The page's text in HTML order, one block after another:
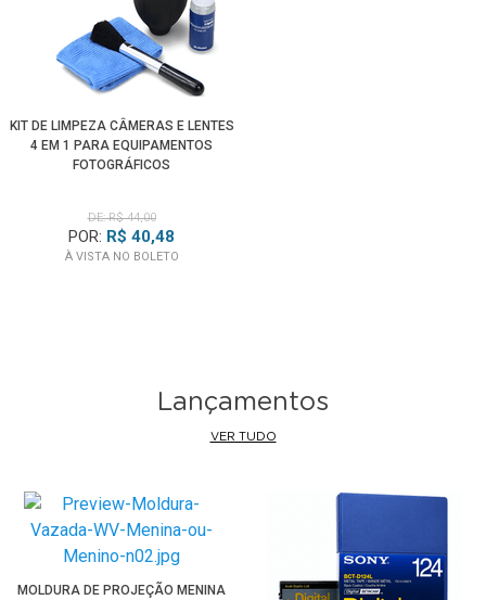
KIT DE LIMPEZA CÂMERAS E LENTES
4 EM 1 PARA EQUIPAMENTOS
FOTOGRÁFICOS
DE: R$ 44,00
POR: R$ 40,48
À VISTA NO BOLETO
Lançamentos
VER TUDO
MOLDURA DE PROJEÇÃO MENINA